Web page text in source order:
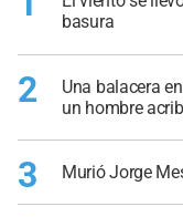
basura
2
Una balacera
un hombre
3 Murió Jorge